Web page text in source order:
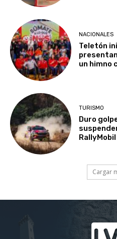
NACIONALES
Teletón
un himno
TURISMO
Duro
Cargar